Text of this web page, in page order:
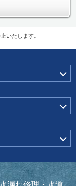
いたします。